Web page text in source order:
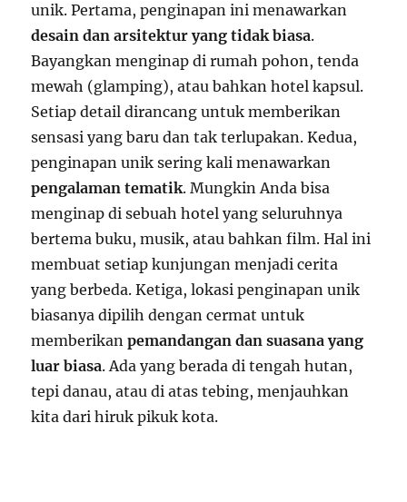
unik. Pertama, penginapan ini menawarkan
desain dan arsitektur yang tidak biasa.
Bayangkan menginap di rumah pohon, tenda
mewah (glamping), atau bahkan hotel kapsul.
Setiap detail dirancang untuk memberikan
sensasi yang baru dan tak terlupakan. Kedua,
penginapan unik sering kali menawarkan
pengalaman tematik. Mungkin Anda bisa
menginap di sebuah hotel yang seluruhnya
bertema buku, musik, atau bahkan film. Hal ini
membuat setiap kunjungan menjadi cerita
yang berbeda. Ketiga, lokasi penginapan unik
biasanya dipilih dengan cermat untuk
memberikanpemandangan dan suasana yang
luar biasa. Ada yang berada di tengah hutan,
tepi danau, atau di atas tebing, menjauhkan
kita dari hiruk pikuk kota.